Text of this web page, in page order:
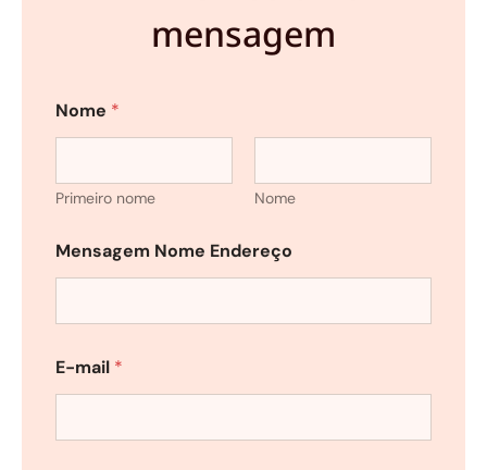
mensagem
Nome *
Primeiro nome Nome
Mensagem Nome Endereço
E-mail *